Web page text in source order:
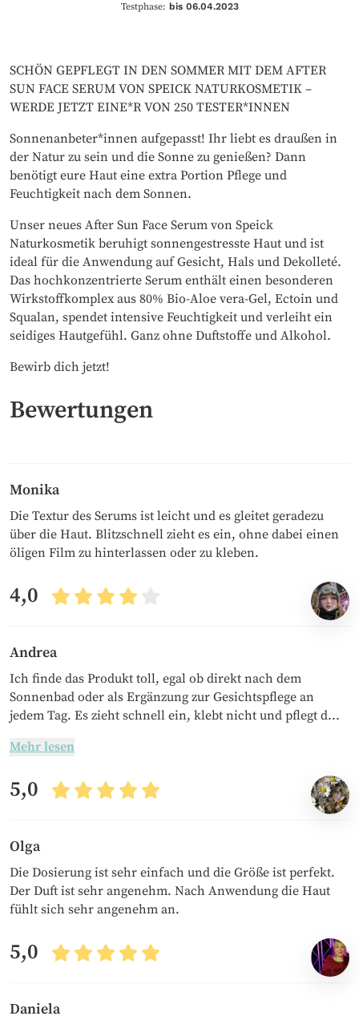
Testphase: bis 06.04.2023
SCHÖN GEPFLEGT IN DEN SOMMER MIT DEM AFTER
SUN FACE SERUM VON SPEICK NATURKOSMETIK –
WERDE JETZT EINE*R VON 250 TESTER*INNEN
Sonnenanbeter*innen aufgepasst! Ihr liebt es draußen in
der Natur zu sein und die Sonne zu genießen? Dann
benötigt eure Haut eine extra Portion Pflege und
Feuchtigkeit nach dem Sonnen.
Unser neues After Sun Face Serum von Speick
Naturkosmetik beruhigt sonnengestresste Haut und ist
ideal für die Anwendung auf Gesicht, Hals und Dekolleté.
Das hochkonzentrierte Serum enthält einen besonderen
Wirkstoffkomplex aus 80% Bio-Aloe vera-Gel, Ectoin und
Squalan, spendet intensive Feuchtigkeit und verleiht ein
seidiges Hautgefühl. Ganz ohne Duftstoffe und Alkohol.
Bewirb dich jetzt!
Bewertungen
Monika
Die Textur des Serums ist leicht und es gleitet geradezu
über die Haut. Blitzschnell zieht es ein, ohne dabei einen
öligen Film zu hinterlassen oder zu kleben.
4,0
Andrea
Ich finde das Produkt toll, egal ob direkt nach dem
Sonnenbad oder als Ergänzung zur Gesichtspflege an
jedem Tag. Es zieht schnell ein, klebt nicht und pflegt d...
Mehr lesen
5,0
Olga
Die Dosierung ist sehr einfach und die Größe ist perfekt.
Der Duft ist sehr angenehm. Nach Anwendung die Haut
fühlt sich sehr angenehm an.
5,0
Daniela